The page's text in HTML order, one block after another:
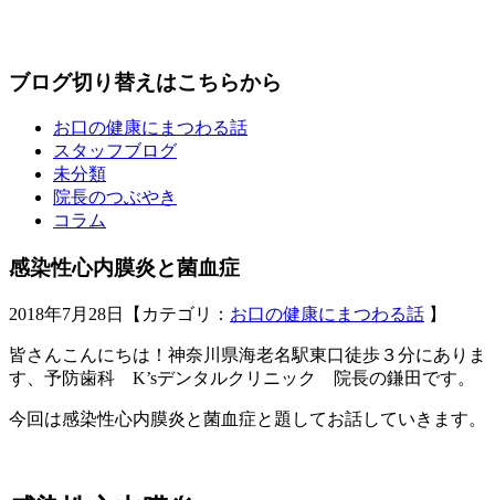
ブログ切り替えはこちらから
お口の健康にまつわる話
スタッフブログ
未分類
院長のつぶやき
コラム
感染性心内膜炎と菌血症
2018年7月28日【カテゴリ： お口の健康にまつわる話 】
皆さんこんにちは！神奈川県海老名駅東口徒歩３分にありま
す、予防歯科 K’sデンタルクリニック 院長の鎌田です。
今回は感染性心内膜炎と菌血症と題してお話していきます。